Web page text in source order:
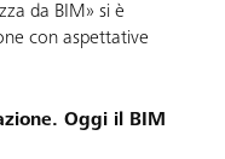
da BIM» si è
con aspettative
Oggi il BIM